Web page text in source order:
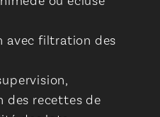
avec filtration des
des recettes de